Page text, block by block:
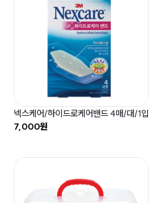
넥스케어/하이드로케어밴드 4매/대/1입
7,000원